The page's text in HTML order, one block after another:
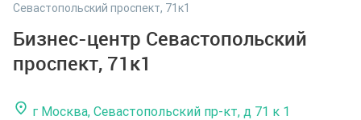
Севастопольский проспект, 71к1
Бизнес-центр Севастопольский
проспект, 71к1
г Москва, Севастопольский пр-кт, д 71 к 1